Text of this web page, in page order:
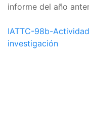
informe del año
IATTC-98b-
investigación